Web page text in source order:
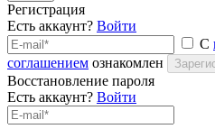
Регистрация
Есть аккаунт? Войти
С
соглашением ознакомлен
Восстановление пароля
Есть аккаунт? Войти